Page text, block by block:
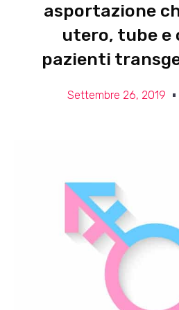
asportazione
utero, tube e
pazienti
Settembre 26, 2019